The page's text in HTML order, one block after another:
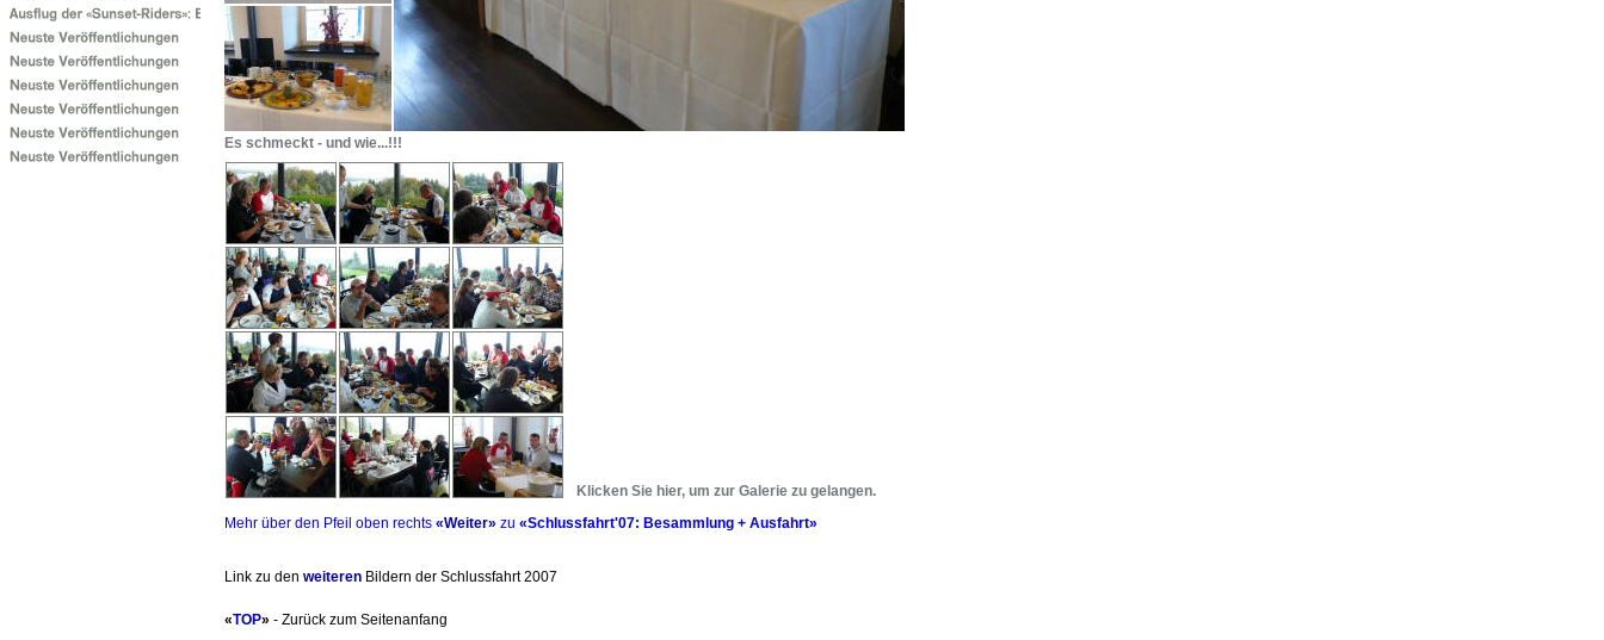
Es schmeckt - und wie...!!!
Klicken Sie hier, um zur Galerie zu gelangen.
Mehr über den Pfeil oben rechts «Weiter» zu «Schlussfahrt'07: Besammlung + Ausfahrt»
Link zu den weiteren Bildern der Schlussfahrt 2007
«TOP» - Zurück zum Seitenanfang